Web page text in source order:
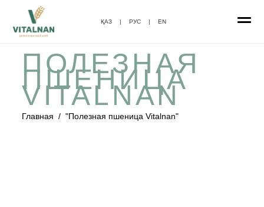
ҚАЗ | РУС | EN
ПОЛЕЗНАЯ
ПШЕНИЦА
VITALNAN
Главная / "Полезная пшеница Vitalnan"